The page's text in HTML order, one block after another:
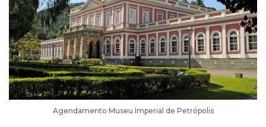
Agendamento Museu Imperial de Petrópolis